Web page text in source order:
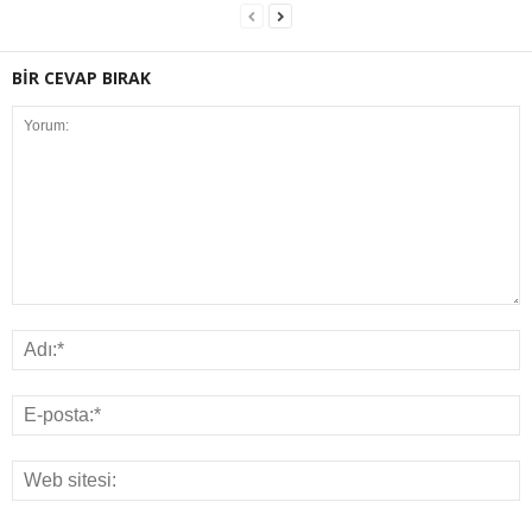
BİR CEVAP BIRAK